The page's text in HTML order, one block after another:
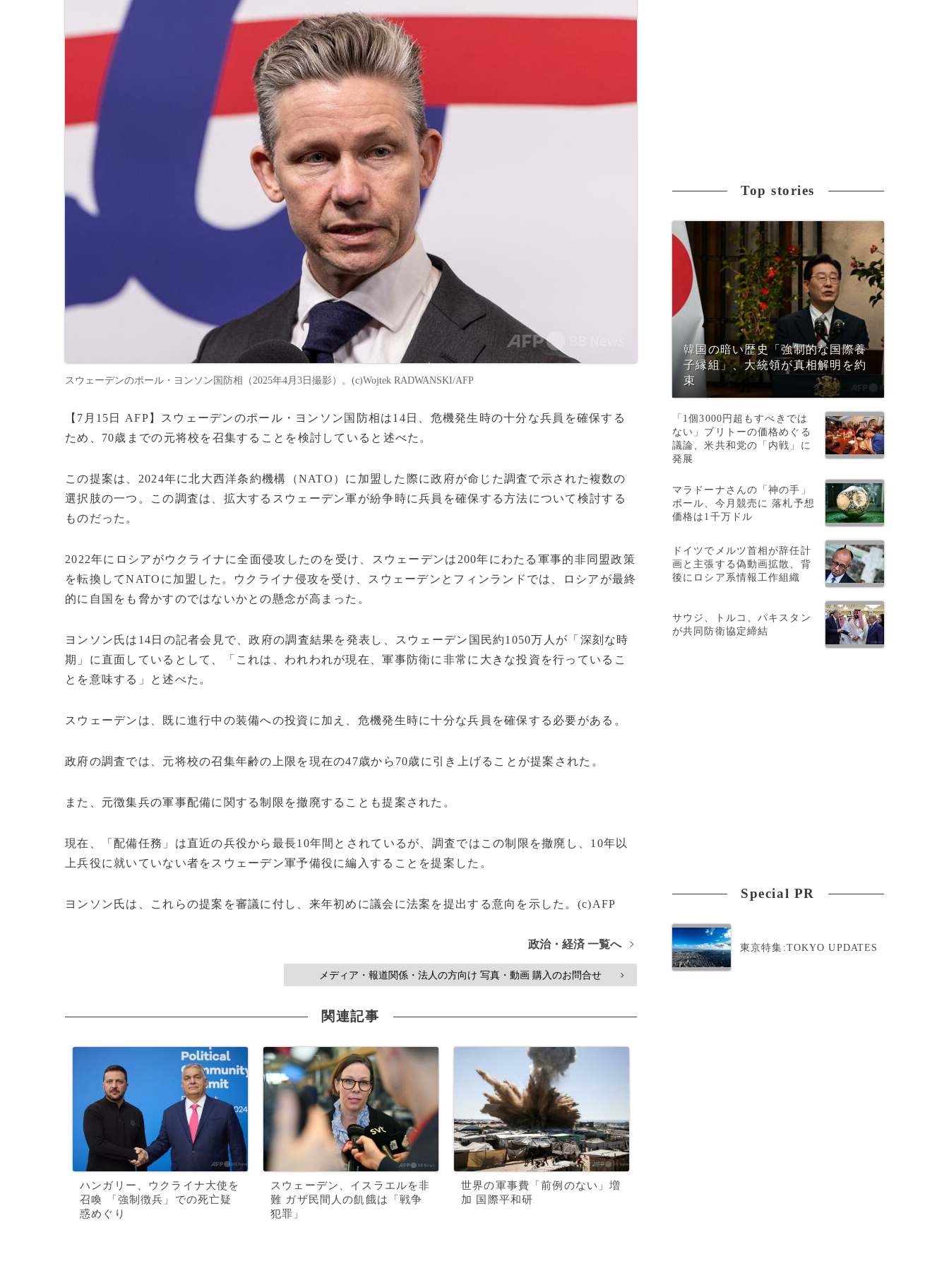
スウェーデンのポール・ヨンソン国防相（2025年4月3日撮影）。(c)Wojtek RADWANSKI/AFP
【7月15日 AFP】スウェーデンのポール・ヨンソン国防相は14日、危機発生時の十分な兵員を確保する
ため、70歳までの元将校を召集することを検討していると述べた。
この提案は、2024年に北大西洋条約機構（NATO）に加盟した際に政府が命じた調査で示された複数の
選択肢の一つ。この調査は、拡大するスウェーデン軍が紛争時に兵員を確保する方法について検討する
ものだった。
2022年にロシアがウクライナに全面侵攻したのを受け、スウェーデンは200年にわたる軍事的非同盟政策
を転換してNATOに加盟した。ウクライナ侵攻を受け、スウェーデンとフィンランドでは、ロシアが最終
的に自国をも脅かすのではないかとの懸念が高まった。
ヨンソン氏は14日の記者会見で、政府の調査結果を発表し、スウェーデン国民約1050万人が「深刻な時
期」に直面しているとして、「これは、われわれが現在、軍事防衛に非常に大きな投資を行っているこ
とを意味する」と述べた。
スウェーデンは、既に進行中の装備への投資に加え、危機発生時に十分な兵員を確保する必要がある。
政府の調査では、元将校の召集年齢の上限を現在の47歳から70歳に引き上げることが提案された。
また、元徴集兵の軍事配備に関する制限を撤廃することも提案された。
現在、「配備任務」は直近の兵役から最長10年間とされているが、調査ではこの制限を撤廃し、10年以
上兵役に就いていない者をスウェーデン軍予備役に編入することを提案した。
ヨンソン氏は、これらの提案を審議に付し、来年初めに議会に法案を提出する意向を示した。(c)AFP
政治・経済 一覧へ >
メディア・報道関係・法人の方向け 写真・動画 購入のお問合せ >
関連記事
ハンガリー、ウクライナ大使を
召喚 「強制徴兵」での死亡疑
惑めぐり
スウェーデン、イスラエルを非
難 ガザ民間人の飢餓は「戦争
犯罪」
世界の軍事費「前例のない」増
加 国際平和研
Top stories
韓国の暗い歴史「強制的な国際養
子縁組」、大統領が真相解明を約
束
「1個3000円超もすべきでは
ない」ブリトーの価格めぐる
議論、米共和党の「内戦」に
発展
マラドーナさんの「神の手」
ボール、今月競売に 落札予想
価格は1千万ドル
ドイツでメルツ首相が辞任計
画と主張する偽動画拡散、背
後にロシア系情報工作組織
サウジ、トルコ、パキスタン
が共同防衛協定締結
Special PR
東京特集:TOKYO UPDATES